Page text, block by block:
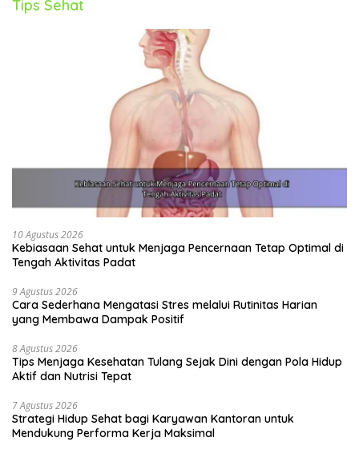
menjalani hidup yang lebih bahagia dan penuh arti.
Tips Sehat
10 Agustus 2026
Kebiasaan Sehat untuk Menjaga Pencernaan Tetap Optimal di
Tengah Aktivitas Padat
9 Agustus 2026
Cara Sederhana Mengatasi Stres melalui Rutinitas Harian
yang Membawa Dampak Positif
8 Agustus 2026
Tips Menjaga Kesehatan Tulang Sejak Dini dengan Pola Hidup
Aktif dan Nutrisi Tepat
7 Agustus 2026
Strategi Hidup Sehat bagi Karyawan Kantoran untuk
Mendukung Performa Kerja Maksimal